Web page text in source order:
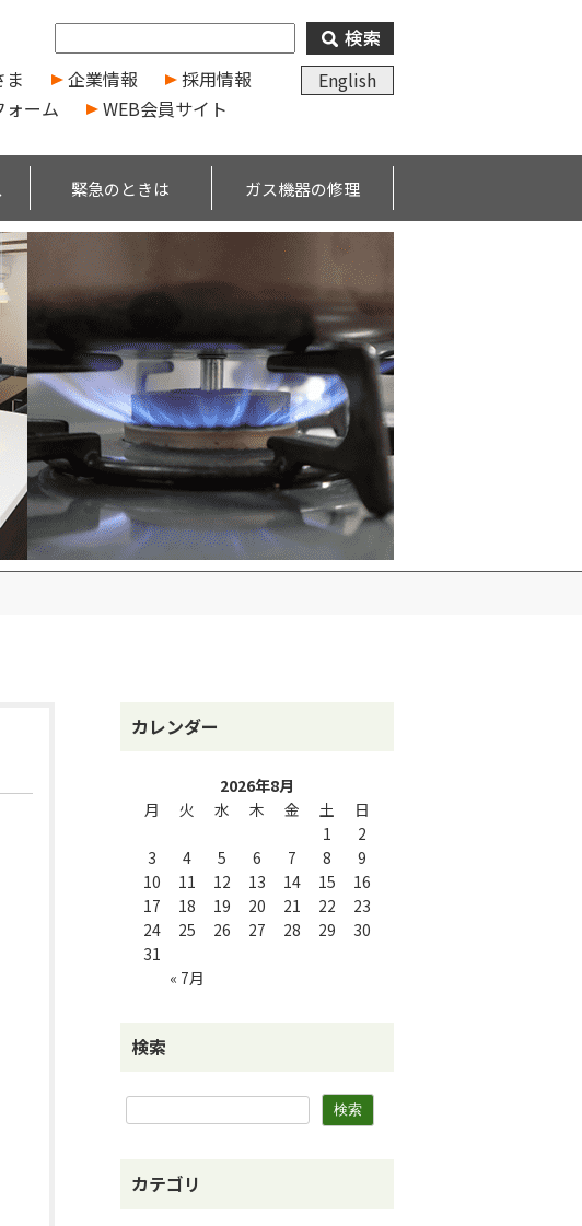
ま 企業情報 採用情報
English
ォーム
WEB会員サイト
緊急のときは ガス機器の修理
カレンダー
2026年8月
月
火 水 木 金 土 日
« 7月
1
2
3
4 5 6 7 8
9
10
11 12 13 14 15
16
17
18 19 20 21 22
23
24
25 26 27 28 29
30
31
検索
カテゴリ